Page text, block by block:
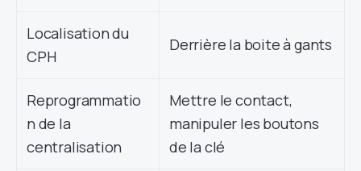
Localisation du
CPH
Derrière la boite à gants
Reprogrammatio
n de la
centralisation
Mettre le contact,
manipuler les boutons
de la clé